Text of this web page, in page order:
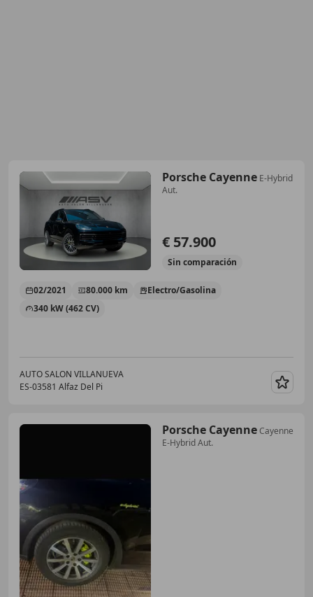
Porsche Cayenne E-Hybrid
Aut.
€ 57.900
Sin comparación
02/2021 80.000 km
Electro/Gasolina
340 kW (462 CV)
AUTO SALON VILLANUEVA
ES-03581 Alfaz Del Pi
Porsche CayenneCayenne
E-Hybrid Aut.